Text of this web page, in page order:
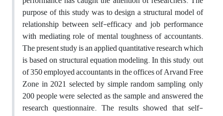
purpose of this study was to design a structural model of
relationship between self-efficacy and job performance
with mediating role of mental toughness of accountants.
The present study is an applied quantitative research which
is based on structural equation modeling. In this study, out
of 350 employed accountants in the offices of Arvand Free
Zone in 2021 selected by simple random sampling, only
200 people were selected as the sample and answered the
research questionnaire. The results showed that self-